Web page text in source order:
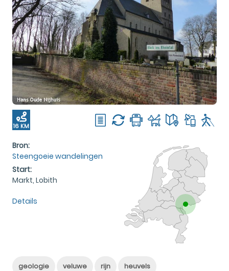
16 KM
Bron:
Steengoeie wandelingen
Start:
Markt, Lobith
Details
geologie veluwe rijn heuvels